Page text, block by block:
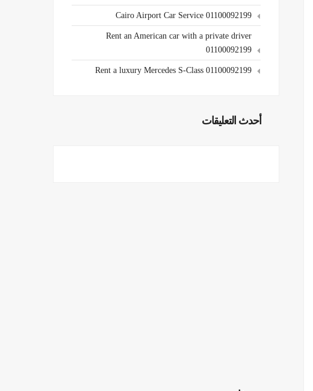
Cairo Airport Car Service 01100092199
Rent an American car with a private driver
01100092199
Rent a luxury Mercedes S-Class 01100092199
أحدث التعليقات